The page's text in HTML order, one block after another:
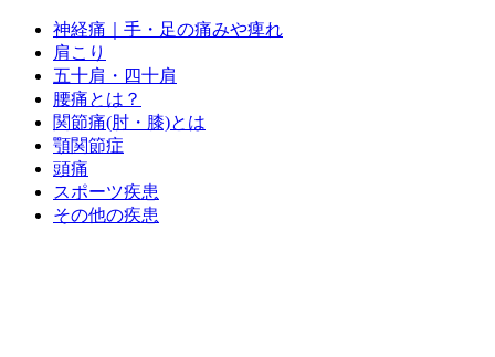
神経痛｜手・足の痛みや痺れ
肩こり
五十肩・四十肩
腰痛とは？
関節痛(肘・膝)とは
顎関節症
頭痛
スポーツ疾患
その他の疾患